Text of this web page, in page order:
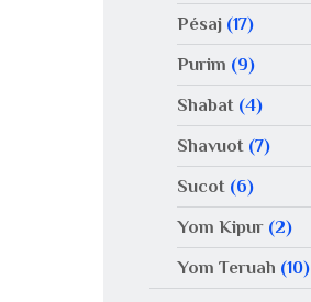
Pésaj(17)
Purim (9)
Shabat(4)
Shavuot(7)
Sucot(6)
Yom Kipur(2)
Yom Teruah (10)